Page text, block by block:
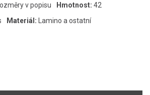
v popisu Hmotnost: 42
Materiál: Lamino a ostatní